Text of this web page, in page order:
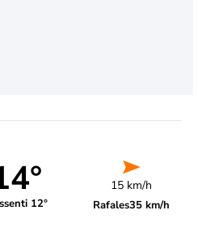
12°
15 km/h
Rafales35 km/h